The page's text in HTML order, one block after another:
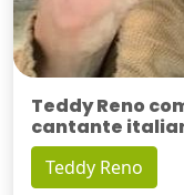
Teddy Reno
cantante
Teddy Reno